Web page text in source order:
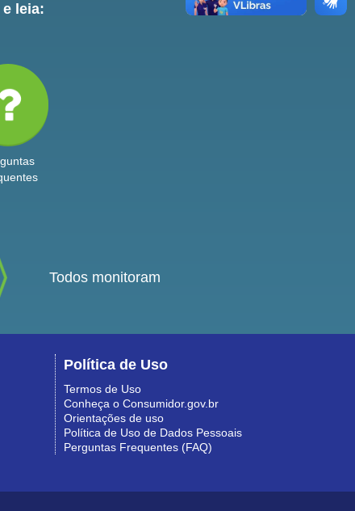
leia:
Todos monitoram
Política de Uso
Termos de Uso
Conheça o Consumidor.gov.br
Orientações de uso
Política de Uso de Dados Pessoais
Perguntas Frequentes (FAQ)